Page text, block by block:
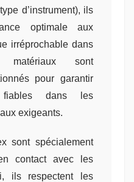
d’instrument), ils
optimale aux
irréprochable dans
sont
pour garantir
fiables dans les
exigeants.
sont spécialement
contact avec les
ils respectent les